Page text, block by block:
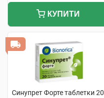
КУПИТИ
Синупрет Форте таблетки 20